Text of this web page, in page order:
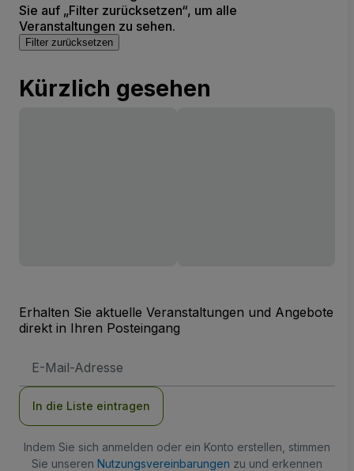
Sie auf „Filter zurücksetzen“, um alle
Veranstaltungen zu sehen.
Filter zurücksetzen
Kürzlich gesehen
Erhalten Sie aktuelle Veranstaltungen und Angebote
direkt in Ihren Posteingang
Mail-
In die Liste eintragen
Indem Sie sich anmelden oder ein Konto erstellen, stimmen
Sie unseren Nutzungsvereinbarungen zu und erkennen